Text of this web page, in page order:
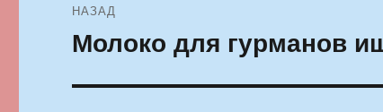
по
НАЗАД
Предыдущая
Молоко для гурманов